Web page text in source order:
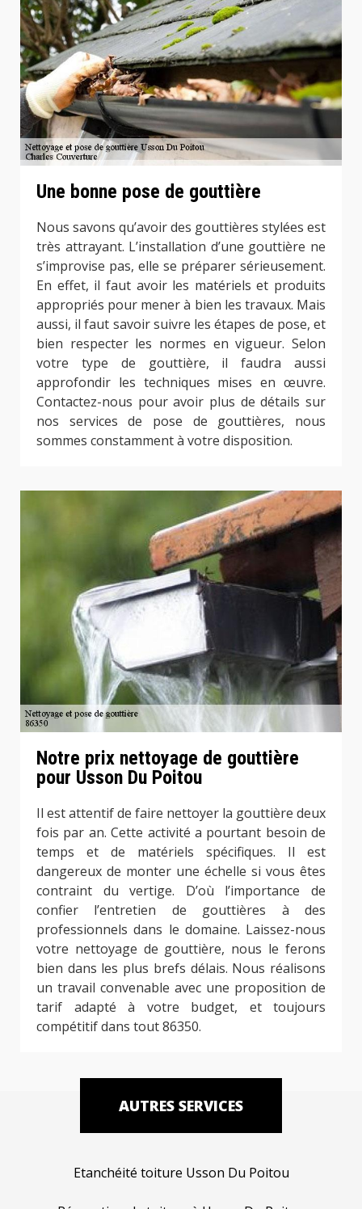
Une bonne pose de gouttière
Nous savons qu’avoir des gouttières stylées est
très attrayant. L’installation d’une gouttière ne
s’improvise pas, elle se préparer sérieusement.
En effet, il faut avoir les matériels et produits
appropriés pour mener à bien les travaux. Mais
aussi, il faut savoir suivre les étapes de pose, et
bien respecter les normes en vigueur. Selon
votre type de gouttière, il faudra aussi
approfondir les techniques mises en œuvre.
Contactez-nous pour avoir plus de détails sur
nos services de pose de gouttières, nous
sommes constamment à votre disposition.
Notre prix nettoyage de gouttière
pour Usson Du Poitou
Il est attentif de faire nettoyer la gouttière deux
fois par an. Cette activité a pourtant besoin de
temps et de matériels spécifiques. Il est
dangereux de monter une échelle si vous êtes
contraint du vertige. D’où l’importance de
confier l’entretien de gouttières à des
professionnels dans le domaine. Laissez-nous
votre nettoyage de gouttière, nous le ferons
bien dans les plus brefs délais. Nous réalisons
un travail convenable avec une proposition de
tarif adapté à votre budget, et toujours
compétitif dans tout 86350.
AUTRES SERVICES
Etanchéité toiture Usson Du Poitou